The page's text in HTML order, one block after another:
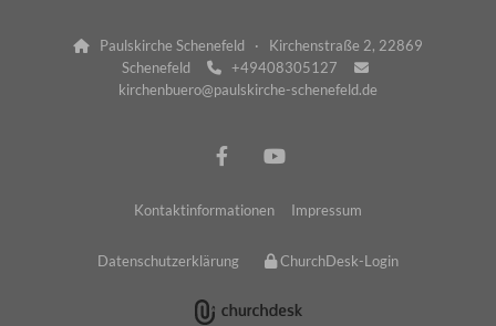

Paulskirche Schenefeld · Kirchenstraße 2, 22869
Schenefeld
+49408305127 
kirchenbuero@paulskirche-schenefeld.de
Kontaktinformationen Impressum
Datenschutzerklärung ChurchDesk-Login